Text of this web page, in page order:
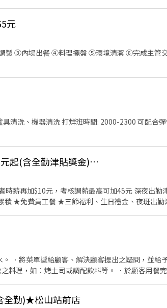
元
製 ③內場出餐 ④料理擺盤 ⑤環境清潔 ⑥完成主管
清洗、機器清洗 打烊班時間: 2000-2300 可配合
【すき家 SUKIYA】★大夜班時薪320元起(含全勤津貼獎金)★ 南京三民店
再加$10元，考核調薪最高可加45元 深夜出勤津貼
★免費員工餐 ★三節福利、生日禮金、夜班出
用安全及高品質的食材，當場現點現作提供美味
度、平實親民的誠懇價格，強調食品安全，顧客
．將菜單遞給顧客、解決顧客提出之疑問，並給
料理，如：烤土司或調配飲料等。 ．於顧客用餐
全勤)★松山站前店